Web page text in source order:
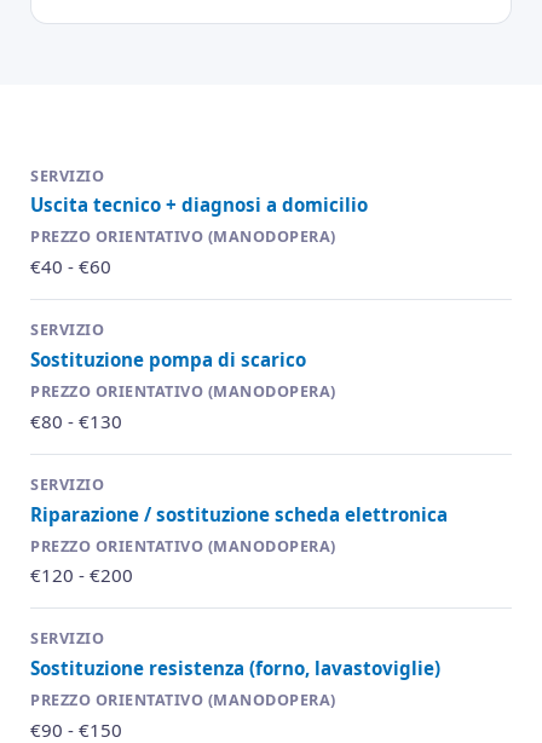
Uscita tecnico + diagnosi a domicilio
€40 - €60
Sostituzione pompa di scarico
€80 - €130
Riparazione / sostituzione scheda elettronica
€120 - €200
Sostituzione resistenza (forno, lavastoviglie)
€90 - €150